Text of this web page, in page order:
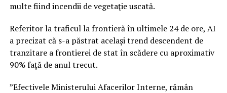
multe fiind incendii de vegetaţie uscată.
Referitor la traficul la frontieră în ultimele 24 de ore, AI
a precizat că s-a păstrat acelaşi trend descendent de
tranzitare a frontierei de stat în scădere cu aproximativ
90% faţă de anul trecut.
”Efectivele Ministerului Afacerilor Interne, rămân